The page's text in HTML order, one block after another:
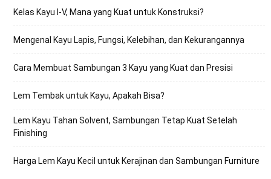
Kelas Kayu I-V, Mana yang Kuat untuk Konstruksi?
Mengenal Kayu Lapis, Fungsi, Kelebihan, dan Kekurangannya
Cara Membuat Sambungan 3 Kayu yang Kuat dan Presisi
Lem Tembak untuk Kayu, Apakah Bisa?
Lem Kayu Tahan Solvent, Sambungan Tetap Kuat Setelah
Finishing
Harga Lem Kayu Kecil untuk Kerajinan dan Sambungan Furniture